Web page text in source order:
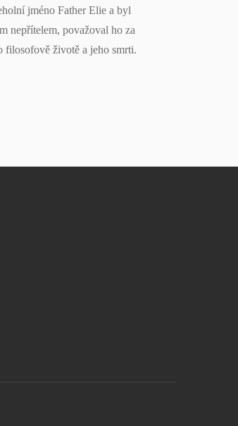
jméno Father Elie a byl
nepřítelem, považoval ho za
filosofově životě a jeho smrti.